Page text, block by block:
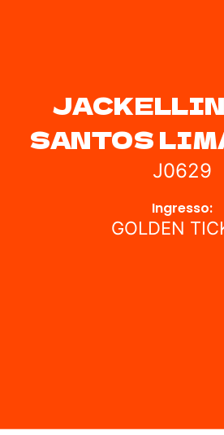
SANTOS
J0629
Ingresso:
GOLDEN